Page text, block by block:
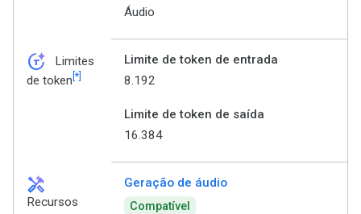
Áudio
token_auto
Limites
de token [*]
Limite de token de entrada
8.192
Limite de token de saída
16.384
handyman
Recursos
Geração de áudio
Compatível